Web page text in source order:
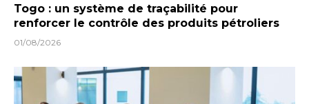
Togo : un système de traçabilité pour
renforcer le contrôle des produits pétroliers
01/08/2026